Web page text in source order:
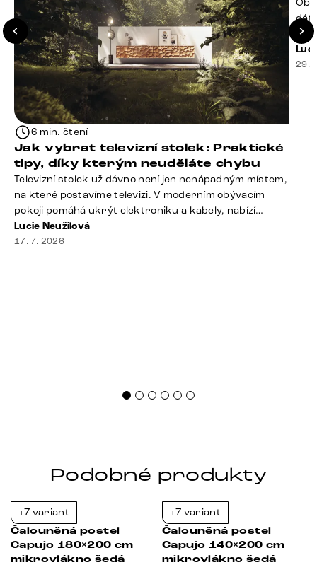
6 min. čtení
Jak vybrat televizní stolek: Praktické
tipy, díky kterým neuděláte chybu
Televizní stolek už dávno není jen nenápadným místem,
na které postavíme televizi. V moderním obývacím
pokoji pomáhá ukrýt elektroniku a kabely, nabízí
praktický úložný prostor a často se stává výraznou
součástí celého interiéru. Při jeho výběru proto
Lucie Neužilová
17. 7. 2026
že
29.
Podobné produkty
+7 variant
Čalouněná postel
Capujo 180×200 cm
mikrovlákno šedá
+7 variant
Čalouněná postel
Capujo 140×200 cm
mikrovlákno šedá